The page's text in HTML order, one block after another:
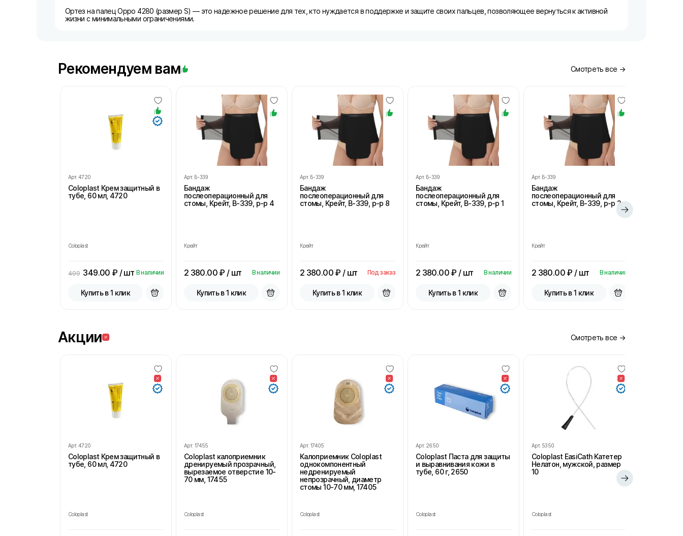
Ортез на палец Oppo 4280 (размер S) — это надежное решение для тех, кто нуждается в поддержке и защите своих пальцев, позволяющее вернуться к активной
жизни с минимальными ограничениями.
Рекомендуем вам Смотреть все →
Арт. 4720
Coloplast Крем защитный в
тубе, 60 мл, 4720
Coloplast
499 349.00 ₽ / шт В наличии
Купить в 1 клик
Арт. Б-339
Бандаж
послеоперационный для
стомы, Крейт, В-339, р-р 4
Крейт
2 380.00₽ / шт В наличии
Купить в 1 клик
Арт. Б-339
Бандаж
послеоперационный для
стомы, Крейт, В-339, р-р 8
Крейт
2 380.00₽ / шт Под заказ
Купить в 1 клик
Арт. Б-339
Бандаж
послеоперационный для
стомы, Крейт, В-339, р-р 1
Крейт
2 380.00₽ / шт В наличии
Купить в 1 клик
Арт. Б-339
Бандаж
послеоперационный для
стомы, Крейт, В-339, р-р 2
Крейт
2 380.00₽ / шт В наличии
Купить в 1 клик
Акции Смотреть все →
Арт. 4720
Coloplast Крем защитный в
тубе, 60 мл, 4720
Coloplast
Арт. 17455
Coloplast калоприемник
дренируемый прозрачный,
вырезаемое отверстие 10-
70 мм, 17455
Coloplast
Арт. 17405
Калоприемник Coloplast
однокомпонентный
недренируемый
непрозрачный, диаметр
стомы 10-70 мм, 17405
Coloplast
Арт. 2650
Coloplast Паста для защиты
и выравнивания кожи в
тубе, 60 г, 2650
Coloplast
Арт. 5350
Coloplast EasiCath Катетер
Нелатон, мужской, размер
10
Coloplast